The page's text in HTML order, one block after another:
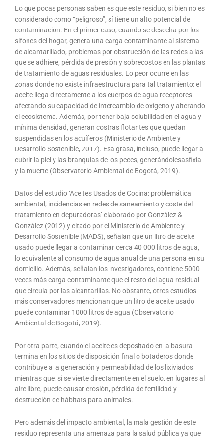
Lo que pocas personas saben es que este residuo, si bien no es
considerado como “peligroso”, sí tiene un alto potencial de
contaminación. En el primer caso, cuando se desecha por los
sifones del hogar, genera una carga contaminante al sistema
de alcantarillado, problemas por obstrucción de las redes a las
que se adhiere, pérdida de presión y sobrecostos en las plantas
de tratamiento de aguas residuales. Lo peor ocurre en las
zonas donde no existe infraestructura para tal tratamiento: el
aceite llega directamente a los cuerpos de agua receptores
afectando su capacidad de intercambio de oxígeno y alterando
el ecosistema. Además, por tener baja solubilidad en el agua y
mínima densidad, generan costras flotantes que quedan
suspendidas en los acuíferos (Ministerio de Ambiente y
Desarrollo Sostenible, 2017). Esa grasa, incluso, puede llegar a
cubrir la piel y las branquias de los peces, generándolesasfixia
y la muerte (Observatorio Ambiental de Bogotá, 2019).
Datos del estudio ‘Aceites Usados de Cocina: problemática
ambiental, incidencias en redes de saneamiento y coste del
tratamiento en depuradoras’ elaborado por González &
González (2012) y citado por el Ministerio de Ambiente y
Desarrollo Sostenible (MADS), señalan que un litro de aceite
usado puede llegar a contaminar cerca 40 000 litros de agua,
lo equivalente al consumo de agua anual de una persona en su
domicilio. Además, señalan los investigadores, contiene 5000
veces más carga contaminante que el resto del agua residual
que circula por las alcantarillas. No obstante, otros estudios
más conservadores mencionan que un litro de aceite usado
puede contaminar 1000 litros de agua (Observatorio
Ambiental de Bogotá, 2019).
Por otra parte, cuando el aceite es depositado en la basura
termina en los sitios de disposición final o botaderos donde
contribuye a la generación y permeabilidad de los lixiviados
mientras que, si se vierte directamente en el suelo, en lugares al
aire libre, puede causar erosión, pérdida de fertilidad y
destrucción de hábitats para animales.
Pero además del impacto ambiental, la mala gestión de este
residuo representa una amenaza para la salud pública ya que